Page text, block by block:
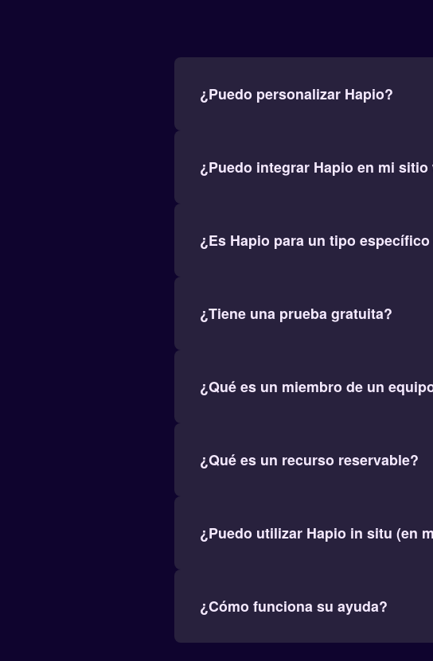
¿Puedo personalizar Hapio?
¿Puedo integrar Hapio en mi
¿Es Hapio para un tipo
¿Tiene una prueba gratuita?
¿Qué es un miembro de un
¿Qué es un recurso reservable?
¿Puedo utilizar Hapio in situ (en
¿Cómo funciona su ayuda?